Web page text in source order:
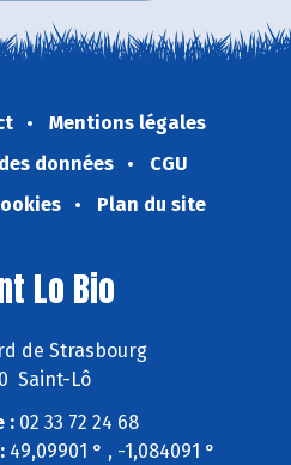
Mentions légales
données
CGU
Plan du site
Lo Bio
de Strasbourg
Saint-Lô
:02 33 72 24 68
49,09901 ° , -1,084091 °